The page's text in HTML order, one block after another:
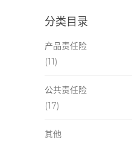
分类目录
产品责任险
(11)
公共责任险
(17)
其他